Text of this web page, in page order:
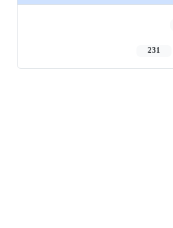
231